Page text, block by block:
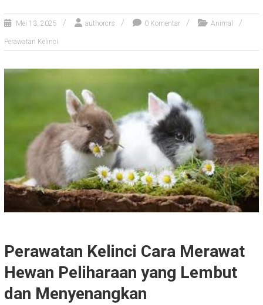
Mei 13, 2025 authorcrs 0 Komentar Animal
Perawatan Kelinci
Perawatan Kelinci Cara Merawat
Hewan Peliharaan yang Lembut
dan Menyenangkan